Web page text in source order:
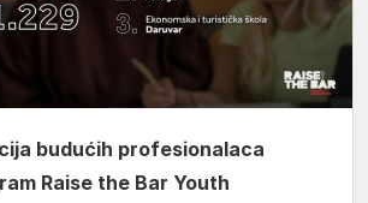
budućih profesionalaca
Raise the Bar Youth